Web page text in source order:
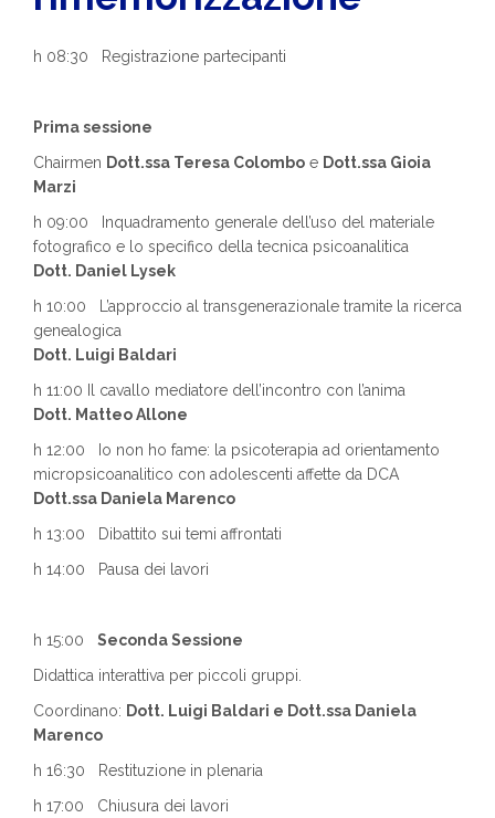
h 08:30 Registrazione partecipanti
Prima sessione
Chairmen Dott.ssa Teresa Colombo e Dott.ssa Gioia
Marzi
h 09:00 Inquadramento generale dell’uso del materiale
fotografico e lo specifico della tecnica psicoanalitica
Dott. Daniel Lysek
h 10:00 L’approccio al transgenerazionale tramite la ricerca
genealogica
Dott. Luigi Baldari
h 11:00 Il cavallo mediatore dell’incontro con l’anima
Dott. Matteo Allone
h 12:00 Io non ho fame: la psicoterapia ad orientamento
micropsicoanalitico con adolescenti affette da DCA
Dott.ssa Daniela Marenco
h 13:00 Dibattito sui temi affrontati
h 14:00 Pausa dei lavori
h 15:00 Seconda Sessione
Didattica interattiva per piccoli gruppi.
Coordinano: Dott. Luigi Baldari e Dott.ssa Daniela
Marenco
h 16:30 Restituzione in plenaria
h 17:00 Chiusura dei lavori